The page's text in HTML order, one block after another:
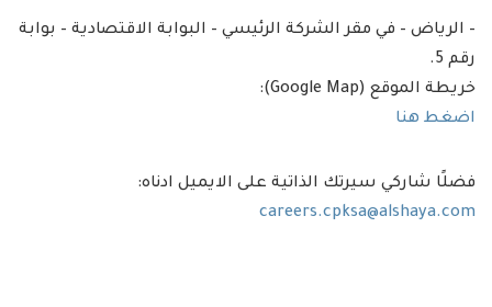
– الرياض – في مقر الشركة الرئيسي – البوابة الاقتصادية – بوابة
رقم 5.
خريطة الموقع (Google Map):
اضغط هنا
فضلًا شاركي سيرتك الذاتية على الايميل ادناه:
careers.cpksa@alshaya.com